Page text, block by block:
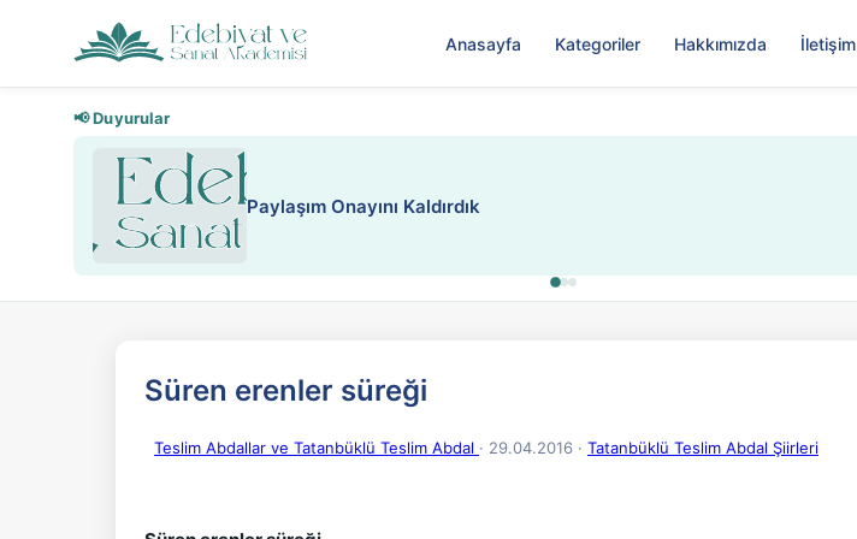
Anasayfa Kategoriler Hakkımızda İletişim
📢 Duyurular
Paylaşım Onayını Kaldırdık
Süren erenler süreği
Teslim Abdallar ve Tatanbüklü Teslim Abdal · 29.04.2016 · Tatanbüklü Teslim Abdal Şiirleri